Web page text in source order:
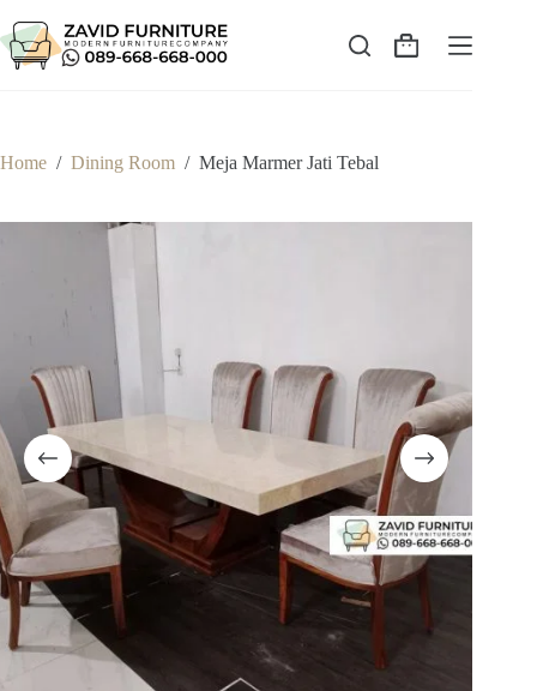
to
content
Shopping
Home / Dining Room / Meja Marmer Jati Tebal